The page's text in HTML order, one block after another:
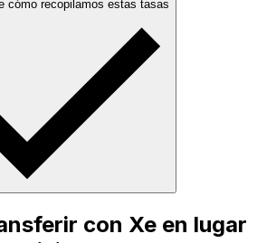
cómo recopilamos estas tasas
con Xe en lugar